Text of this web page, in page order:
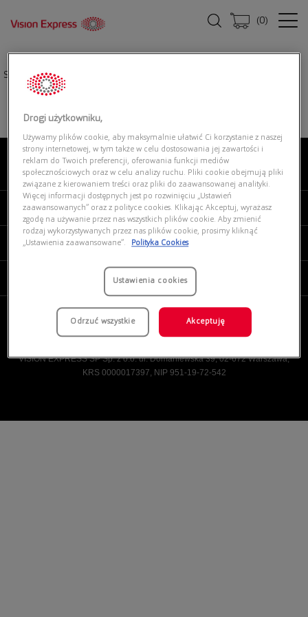
(0)
Strona główna|
O NAS
MOJE VISION EXPRESS
PRODUKTY I USŁUGI
VISION EXPRESS SP Sp. z o.o. ul. Domaniewska 39, 02-672 Warszawa,
KRS 0000017397, NIP 951-19-72-542
Drogi użytkowniku,
Używamy plików cookie, aby maksymalnie ułatwić Ci korzystanie z naszej
strony internetowej, w tym także w celu dostosowania jej zawartości i
reklam do Twoich preferencji, oferowania funkcji mediów
społecznościowych oraz w celu analizy ruchu. Pliki cookie obejmują pliki
związane z kierowaniem treści oraz pliki do zaawansowanej analityki.
Więcej informacji dostępnych jest po rozwinięciu „Ustawień
zaawansowanych” oraz z polityce cookies. Klikając Akceptuj, wyrażasz
zgodę na używanie przez nas wszystkich plików cookie. Aby zmienić
rodzaj wykorzystywanych przez nas plików cookie, prosimy kliknąć
„Ustawienia zaawansowane”.
Polityka Cookies
Ustawienia cookies
Odrzuć wszystkie Akceptuję